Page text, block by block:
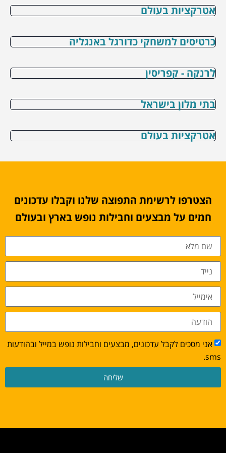
אטרקציות בעולם
כרטיסים למשחקי כדורגל באנגליה
לרנקה - קפריסין
בתי מלון בישראל
אטרקציות בעולם
הצטרפו לרשימת התפוצה שלנו וקבלו עדכונים
חמים על מבצעים וחבילות נופש בארץ ובעולם
אני מסכים לקבל עדכונים, מבצעים וחבילות נופש במייל ובהודעות
sms.
שליחה